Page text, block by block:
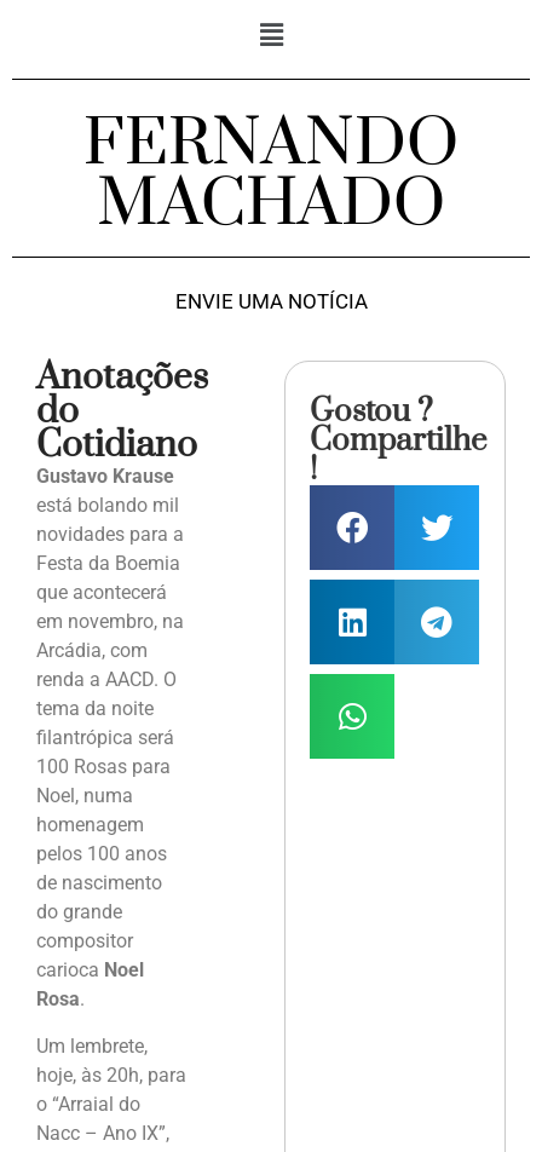
FERNANDO
MACHADO
ENVIE UMA NOTÍCIA
Anotações
do
Cotidiano
Gustavo Krause
está bolando mil
novidades para a
Festa da Boemia
que acontecerá
em novembro, na
Arcádia, com
renda a AACD. O
tema da noite
filantrópica será
100 Rosas para
Noel, numa
homenagem
pelos 100 anos
de nascimento
do grande
compositor
carioca Noel
Rosa.
Um lembrete,
hoje, às 20h, para
o “Arraial do
Nacc – Ano IX”,
Gostou ?
Compartilhe
!